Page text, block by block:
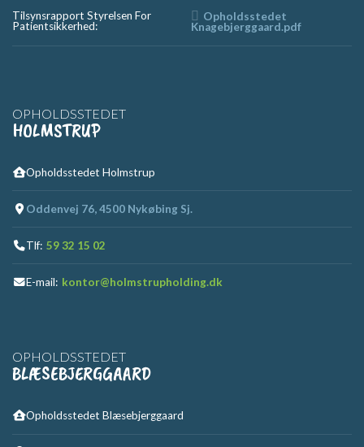
Tilsynsrapport Styrelsen For
Patientsikkerhed:
Opholdsstedet
Knagebjerggaard.pdf
OPHOLDSSTEDET
HOLMSTRUP
Opholdsstedet Holmstrup
Oddenvej 76, 4500 Nykøbing Sj.
Tlf: 59 32 15 02
E-mail: kontor@holmstrupholding.dk
OPHOLDSSTEDET
BLÆSEBJERGGAARD
Opholdsstedet Blæsebjerggaard